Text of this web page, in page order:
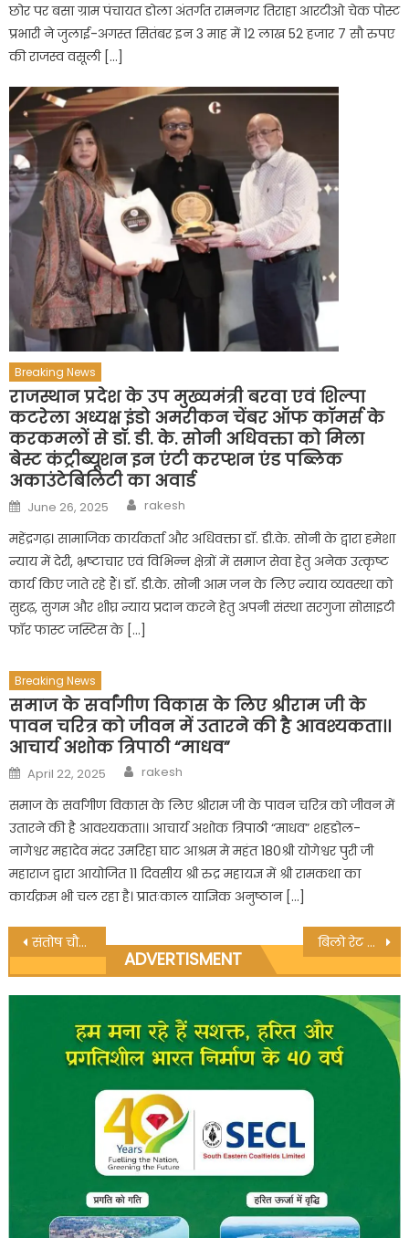
छोर पर बसा ग्राम पंचायत डोला अंतर्गत रामनगर तिराहा आरटीओ चेक पोस्ट
प्रभारी ने जुलाई-अगस्त सितंबर इन 3 माह में 12 लाख 52 हजार 7 सौ रुपए
की राजस्व वसूली […]
Breaking News
राजस्थान प्रदेश के उप मुख्यमंत्री बरवा एवं शिल्पा
कटरेला अध्यक्ष इंडो अमरीकन चेंबर ऑफ कॉमर्स के
करकमलों से डॉ. डी. के. सोनी अधिवक्ता को मिला
बेस्ट कंट्रीब्यूशन इन एंटी करप्शन एंड पब्लिक
अकाउंटेबिलिटी का अवार्ड
Posted
on
June 26, 2025 Author
rakesh
महेंद्रगढ़। सामाजिक कार्यकर्ता और अधिवक्ता डॉ. डी.के. सोनी के द्वारा हमेशा
न्याय में देरी, भ्रष्टाचार एवं विभिन्न क्षेत्रों में समाज सेवा हेतु अनेक उत्कृष्ट
कार्य किए जाते रहे हैं। डॉ. डी.के. सोनी आम जन के लिए न्याय व्यवस्था को
सुदृढ़, सुगम और शीघ्र न्याय प्रदान करने हेतु अपनी संस्था सरगुजा सोसाइटी
फॉर फास्ट जस्टिस के […]
Breaking News
समाज के सर्वांगीण विकास के लिए श्रीराम जी के
पावन चरित्र को जीवन में उतारने की है आवश्यकता।।
आचार्य अशोक त्रिपाठी “माधव”
Posted
on
April 22, 2025 Author
rakesh
समाज के सर्वांगीण विकास के लिए श्रीराम जी के पावन चरित्र को जीवन में
उतारने की है आवश्यकता।। आचार्य अशोक त्रिपाठी “माधव” शहडोल-
नागेश्वर महादेव मंदर उमरिहा घाट आश्रम मे महंत 180श्री योगेश्वर पुरी जी
महाराज द्वारा आयोजित 11 दिवसीय श्री रुद्र महायज्ञ में श्री रामकथा का
कार्यक्रम भी चल रहा है। प्रातःकाल याज्ञिक अनुष्ठान […]
Post
navigation
संतोष चौरसिया बिलो रेट पर टेंडर, घटिया निर्माण को शह
ADVERTISMENT